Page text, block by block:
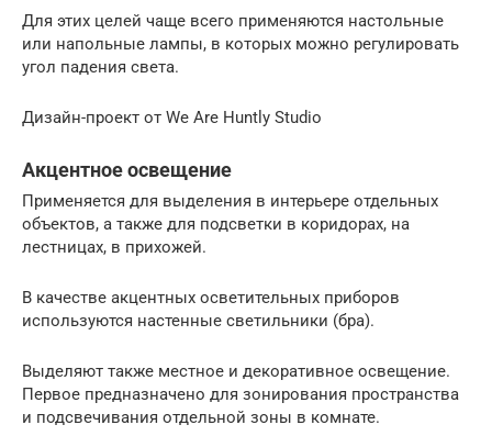
Для этих целей чаще всего применяются настольные
или напольные лампы, в которых можно регулировать
угол падения света.
Дизайн-проект от We Are Huntly Studio
Акцентное освещение
Применяется для выделения в интерьере отдельных
объектов, а также для подсветки в коридорах, на
лестницах, в прихожей.
В качестве акцентных осветительных приборов
используются настенные светильники (бра).
Выделяют также местное и декоративное освещение.
Первое предназначено для зонирования пространства
и подсвечивания отдельной зоны в комнате.